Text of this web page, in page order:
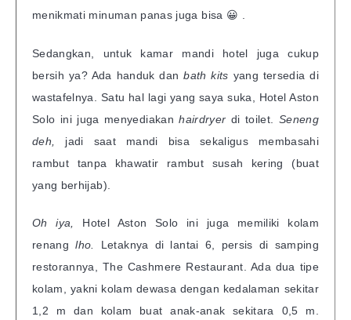
menikmati minuman panas juga bisa 😀 .
Sedangkan, untuk kamar mandi hotel juga cukup
bersih ya? Ada handuk danbath kits yang tersedia di
wastafelnya. Satu hal lagi yang saya suka, Hotel Aston
Solo ini juga menyediakanhairdryer di toilet. Seneng
deh, jadi saat mandi bisa sekaligus membasahi
rambut tanpa khawatir rambut susah kering (buat
yang berhijab).
Oh iya,
Hotel Aston Solo ini juga memiliki kolam
renanglho. Letaknya di lantai 6, persis di samping
restorannya, The Cashmere Restaurant. Ada dua tipe
kolam, yakni kolam dewasa dengan kedalaman sekitar
1,2 m dan kolam buat anak-anak sekitara 0,5 m.